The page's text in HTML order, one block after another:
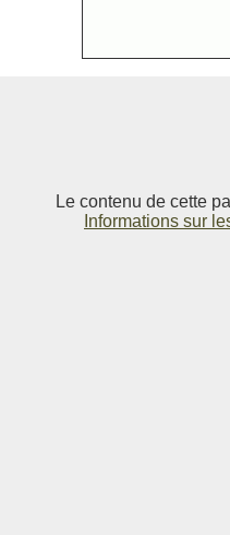
Le contenu de cette
Informations sur